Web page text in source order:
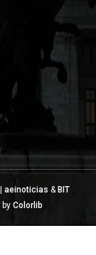
aeinoticias & BIT
by Colorlib